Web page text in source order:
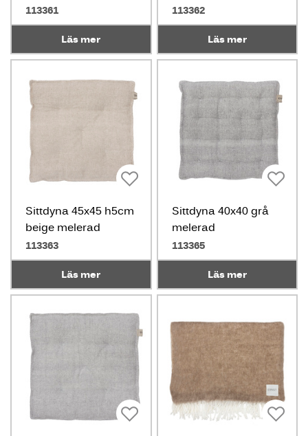
113361
Läs mer
113362
Läs mer
Sittdyna 45x45 h5cm
beige melerad
113363
Läs mer
Sittdyna 40x40 grå
melerad
113365
Läs mer